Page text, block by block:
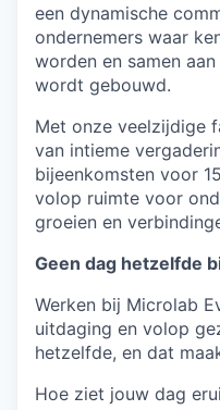
een dynamische
ondernemers waar
worden en samen
wordt gebouwd.
Met onze veelzijdige
van intieme
bijeenkomsten voor
volop ruimte voor
groeien en
Geen dag hetzelfde
Werken bij Microlab
uitdaging en volop
hetzelfde, en dat
Hoe ziet jouw dag